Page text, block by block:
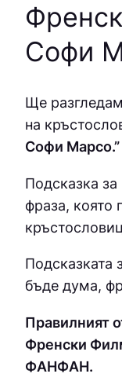
Софи
Ще
на
Софи Марсо.”
Подсказка
фраза, която
Подсказката
бъде дума,
Правилният
Френски
ФAНФAН.